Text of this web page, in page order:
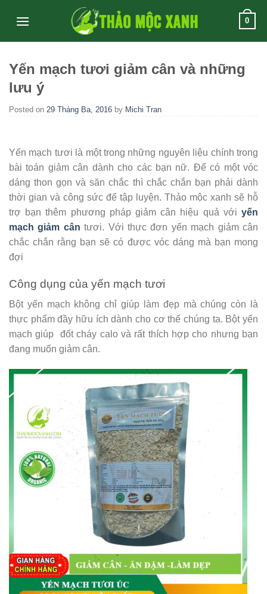
0
Yến mạch tươi giảm cân và những
lưu ý
Posted on 29 Tháng Ba, 2016 by Michi Tran
Yến mạch tươi là một trong những nguyên liệu chính trong
bài toán giảm cân dành cho các bạn nữ. Để có một vóc
dáng thon gọn và săn chắc thì chắc chắn bạn phải dành
thời gian và công sức để tập luyện. Thảo mộc xanh sẽ hỗ
trợ bạn thêm phương pháp giảm cân hiệu quả với yến
mạch giảm cân tươi. Với thực đơn yến mạch giảm cân
chắc chắn rằng bạn sẽ có được vóc dáng mà bạn mong
đợi
Công dụng của yến mạch tươi
Bột yến mạch không chỉ giúp làm đẹp mà chúng còn là
thực phẩm đầy hữu ích dành cho cơ thể chúng ta. Bột yến
mạch giúp đốt cháy calo và rất thích hợp cho nhưng bạn
đang muốn giảm cân.